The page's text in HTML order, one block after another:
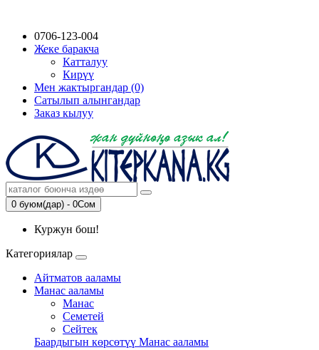
0706-123-004
Жеке баракча
Катталуу
Кирүү
Мен жактыргандар (0)
Сатылып алынгандар
Заказ кылуу
0 буюм(дар) - 0Сом
Куржун бош!
Категориялар
Айтматов ааламы
Манас ааламы
Манас
Семетей
Сейтек
Баардыгын көрсөтүү Манас ааламы